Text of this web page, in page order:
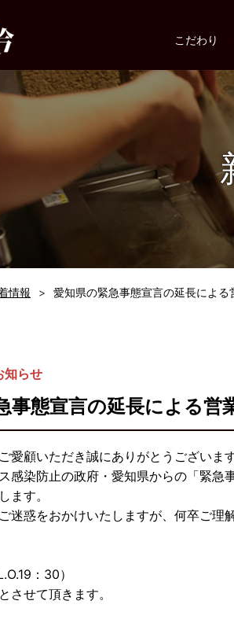
こだわり
情報 愛知県の緊急事態宣言の延長によ
知らせ
事態宣言の延長による営
愛顧いただき誠にありがとうございます
感染防止の政府・愛知県からの「緊
ます。
迷惑をおかけいたしますが、何卒ご理
：30）
させて頂きます。